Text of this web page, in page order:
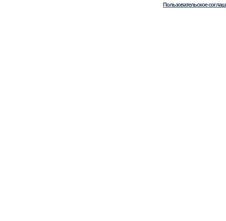
Пользовательское